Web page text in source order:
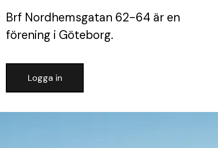
Brf Nordhemsgatan 62-64 är en
förening i Göteborg.
Logga in